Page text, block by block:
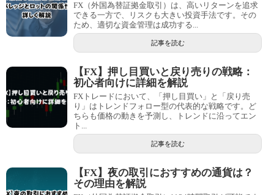
FX（外国為替証拠金取引）は、高いリターンを追求
できる一方で、リスクも大きい投資手法です。その
ため、適切な資金管理は成功する...
記事を読む
【FX】押し目買いと戻り売りの戦略：
初心者向けに詳細を解説
FXトレードにおいて、「押し目買い」と「戻り売
り」はトレンドフォロー型の代表的な戦略です。ど
ちらも価格の動きを予測し、トレンドに沿ってエン
ト...
記事を読む
【FX】夜の取引におすすめの通貨は？
その理由を解説